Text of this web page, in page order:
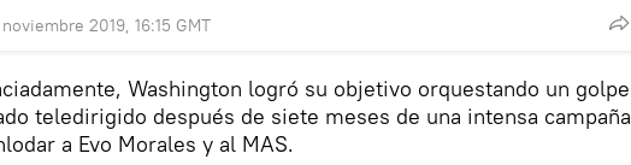
2019, 16:15 GMT
Washington logró su objetivo orquestando un golpe
teledirigido después de siete meses de una intensa campaña
a Evo Morales y al MAS.